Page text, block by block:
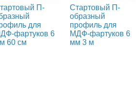
П-
для
фартуков 6
60 см
Стартовый П-
образный
профиль для
МДФ-фартуков 6
мм 3 м